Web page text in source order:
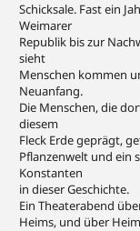
Schicksale. Fast ein
Weimarer
Republik bis zur
sieht
Menschen kommen
Neuanfang.
Die Menschen, die
diesem
Fleck Erde geprägt,
Pflanzenwelt und ein
Konstanten
in dieser Geschichte.
Ein Theaterabend
Heims, und über